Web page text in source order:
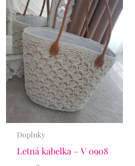
Doplnky
Letná kabelka – V 0908